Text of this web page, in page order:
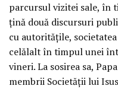
parcursul vizitei sale, în
țină două discursuri
cu autoritățile,
celălalt în timpul unei
vineri. La sosirea sa,
membrii Societății lui